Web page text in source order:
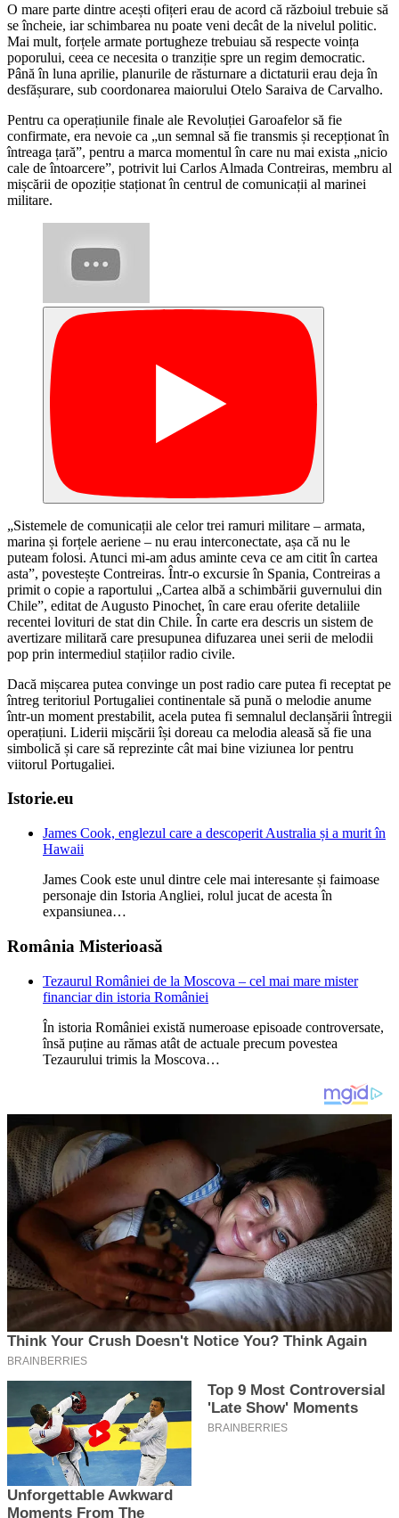
O mare parte dintre acești ofițeri erau de acord că războiul trebuie să
se încheie, iar schimbarea nu poate veni decât de la nivelul politic.
Mai mult, forțele armate portugheze trebuiau să respecte voința
poporului, ceea ce necesita o tranziție spre un regim democratic.
Până în luna aprilie, planurile de răsturnare a dictaturii erau deja în
desfășurare, sub coordonarea maiorului Otelo Saraiva de Carvalho.
Pentru ca operațiunile finale ale Revoluției Garoafelor să fie
confirmate, era nevoie ca „un semnal să fie transmis și recepționat în
întreaga țară”, pentru a marca momentul în care nu mai exista „nicio
cale de întoarcere”, potrivit lui Carlos Almada Contreiras, membru al
mișcării de opoziție staționat în centrul de comunicații al marinei
militare.
„Sistemele de comunicații ale celor trei ramuri militare – armata,
marina și forțele aeriene – nu erau interconectate, așa că nu le
puteam folosi. Atunci mi-am adus aminte ceva ce am citit în cartea
asta”, povestește Contreiras. Într-o excursie în Spania, Contreiras a
primit o copie a raportului „Cartea albă a schimbării guvernului din
Chile”, editat de Augusto Pinochet, în care erau oferite detaliile
recentei lovituri de stat din Chile. În carte era descris un sistem de
avertizare militară care presupunea difuzarea unei serii de melodii
pop prin intermediul stațiilor radio civile.
Dacă mișcarea putea convinge un post radio care putea fi receptat pe
întreg teritoriul Portugaliei continentale să pună o melodie anume
într-un moment prestabilit, acela putea fi semnalul declanșării întregii
operațiuni. Liderii mișcării își doreau ca melodia aleasă să fie una
simbolică și care să reprezinte cât mai bine viziunea lor pentru
viitorul Portugaliei.
Istorie.eu
James Cook, englezul care a descoperit Australia și a murit în
Hawaii
James Cook este unul dintre cele mai interesante și faimoase
personaje din Istoria Angliei, rolul jucat de acesta în
expansiunea…
România Misterioasă
Tezaurul României de la Moscova – cel mai mare mister
financiar din istoria României
În istoria României există numeroase episoade controversate,
însă puține au rămas atât de actuale precum povestea
Tezaurului trimis la Moscova…